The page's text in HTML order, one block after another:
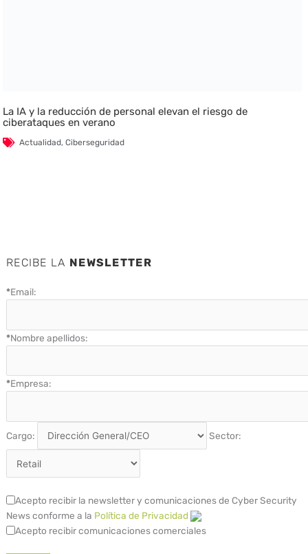
La IA y la reducción de personal elevan el riesgo de
ciberataques en verano
Actualidad,Ciberseguridad
RECIBE LA NEWSLETTER
*Email:
*Nombre apellidos:
*Empresa:
Cargo: Sector:
Acepto recibir la newsletter y comunicaciones de Cyber Security
News conforme a la Política de Privacidad
Acepto recibir comunicaciones comerciales